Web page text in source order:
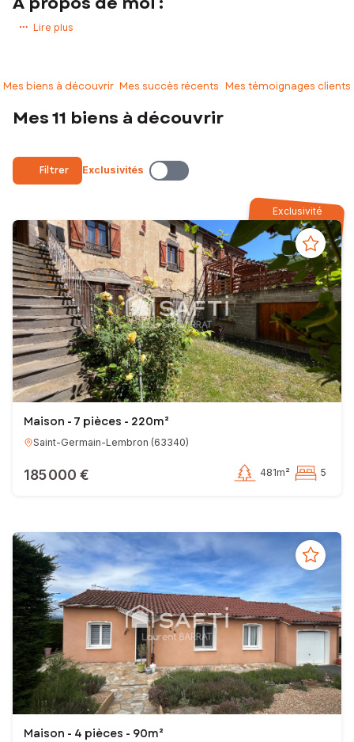
La base de notre relation sera la confiance !
accompagner pour qu'il se réalise dans les meilleures conditions.
Votre conseiller en immobilier SAFTI
EI - Agent commercial - 503 818 072 RSAC CLERMONT-FERRAND
Lire plus
Mes biens à découvrir Mes succès récents Mes témoignages clients
Mes 11 biens à découvrir
Filtrer Exclusivités
Exclusivité
Maison - 7 pièces - 220m²
Saint-Germain-Lembron (63340)
185 000 € 481m² 5
Maison - 4 pièces - 90m²